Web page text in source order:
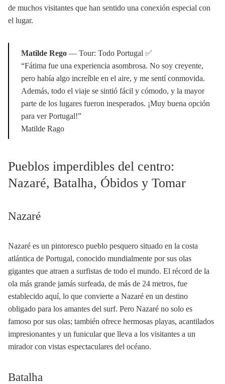
de muchos visitantes que han sentido una conexión especial con
el lugar.
Matilde Rego — Tour: Todo Portugal ✅
“Fátima fue una experiencia asombrosa. No soy creyente,
pero había algo increíble en el aire, y me sentí conmovida.
Además, todo el viaje se sintió fácil y cómodo, y la mayor
parte de los lugares fueron inesperados. ¡Muy buena opción
para ver Portugal!”
Matilde Rago
Pueblos imperdibles del centro:
Nazaré, Batalha, Óbidos y Tomar
Nazaré
Nazaré es un pintoresco pueblo pesquero situado en la costa
atlántica de Portugal, conocido mundialmente por sus olas
gigantes que atraen a surfistas de todo el mundo. El récord de la
ola más grande jamás surfeada, de más de 24 metros, fue
establecido aquí, lo que convierte a Nazaré en un destino
obligado para los amantes del surf. Pero Nazaré no solo es
famoso por sus olas; también ofrece hermosas playas, acantilados
impresionantes y un funicular que lleva a los visitantes a un
mirador con vistas espectaculares del océano.
Batalha